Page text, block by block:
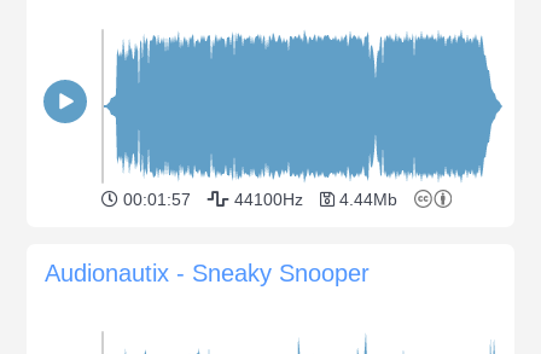
00:01:57 44100Hz 4.44Mb
Audionautix - Sneaky Snooper